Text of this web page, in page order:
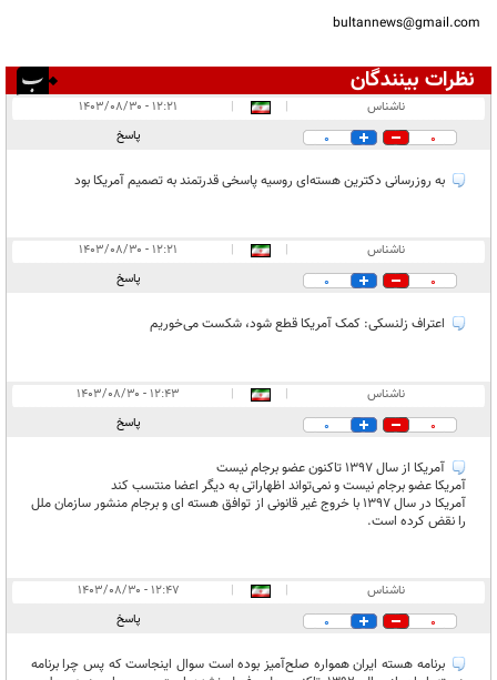
bultannews@gmail.com
نظرات بینندگان
در انتظار بررسی:
ناشناس |
|
۱۲:۲۱ - ۱۴۰۳/۰۸/۳۰
0
0 پاسخ
به روزرسانی دکترین هسته‌ای روسیه پاسخی قدرتمند به تصمیم آمریکا بود
ناشناس |
|
۱۲:۲۱ - ۱۴۰۳/۰۸/۳۰
0
0 پاسخ
اعتراف زلنسکی: کمک آمریکا قطع شود، شکست می‌خوریم
ناشناس |
|
۱۲:۴۳ - ۱۴۰۳/۰۸/۳۰
0
0 پاسخ
آمریکا از سال 1397 تاکنون عضو برجام نیست
آمریکا عضو برجام نیست و نمی‌تواند اظهاراتی به دیگر اعضا منتسب کند
آمریکا در سال 1397 با خروج غیر قانونی از توافق هسته ای و برجام منشور سازمان ملل
را نقض کرده است.
ناشناس |
|
۱۲:۴۷ - ۱۴۰۳/۰۸/۳۰
0
0 پاسخ
برنامه هسته ایران همواره صلح‌آمیز بوده است سوال اینجاست که پس چرا برنامه